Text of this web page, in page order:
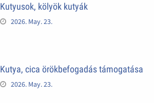
Kutyusok, kölyök kutyák
2026. May. 23.
Kutya, cica örökbefogadás támogatása
2026. May. 23.